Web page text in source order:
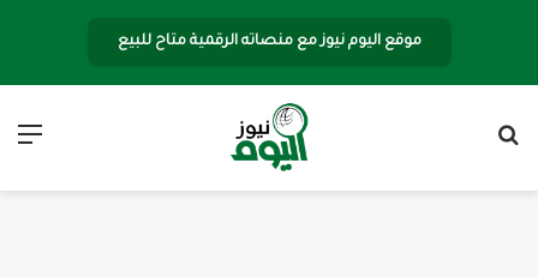
موقع اليوم نيوز مع منصاته الرقمية متاح للبيع